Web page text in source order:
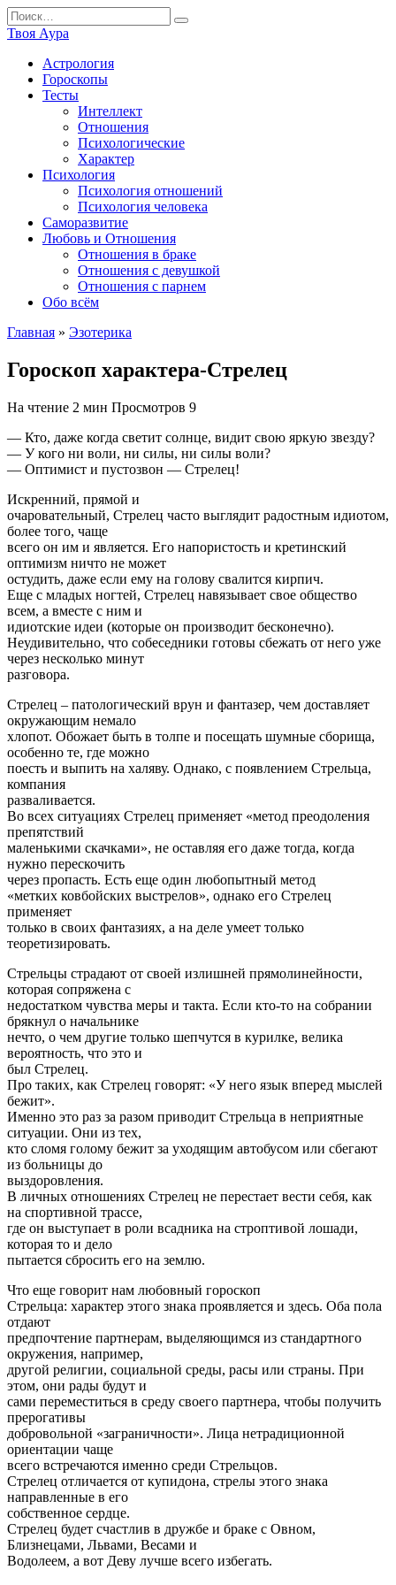
Перейти
к
содержанию
Search
for:
Твоя Аура
Астрология
Гороскопы
Тесты
Интеллект
Отношения
Психологические
Характер
Психология
Психология отношений
Психология человека
Саморазвитие
Любовь и Отношения
Отношения в браке
Отношения с девушкой
Отношения с парнем
Обо всём
Главная » Эзотерика
Гороскоп характера-Стрелец
На чтение 2 мин Просмотров 9
— Кто, даже когда светит солнце, видит свою яркую звезду?
— У кого ни воли, ни силы, ни силы воли?
— Оптимист и пустозвон — Стрелец!
Искренний, прямой и
очаровательный, Стрелец часто выглядит радостным идиотом,
более того, чаще
всего он им и является. Его напористость и кретинский
оптимизм ничто не может
остудить, даже если ему на голову свалится кирпич.
Еще с младых ногтей, Стрелец навязывает свое общество
всем, а вместе с ним и
идиотские идеи (которые он производит бесконечно).
Неудивительно, что собеседники готовы сбежать от него уже
через несколько минут
разговора.
Стрелец – патологический врун и фантазер, чем доставляет
окружающим немало
хлопот. Обожает быть в толпе и посещать шумные сборища,
особенно те, где можно
поесть и выпить на халяву. Однако, с появлением Стрельца,
компания
разваливается.
Во всех ситуациях Стрелец применяет «метод преодоления
препятствий
маленькими скачками», не оставляя его даже тогда, когда
нужно перескочить
через пропасть. Есть еще один любопытный метод
«метких ковбойских выстрелов», однако его Стрелец
применяет
только в своих фантазиях, а на деле умеет только
теоретизировать.
Стрельцы страдают от своей излишней прямолинейности,
которая сопряжена с
недостатком чувства меры и такта. Если кто-то на собрании
брякнул о начальнике
нечто, о чем другие только шепчутся в курилке, велика
вероятность, что это и
был Стрелец.
Про таких, как Стрелец говорят: «У него язык вперед мыслей
бежит».
Именно это раз за разом приводит Стрельца в неприятные
ситуации. Они из тех,
кто сломя голому бежит за уходящим автобусом или сбегают
из больницы до
выздоровления.
В личных отношениях Стрелец не перестает вести себя, как
на спортивной трассе,
где он выступает в роли всадника на строптивой лошади,
которая то и дело
пытается сбросить его на землю.
Что еще говорит нам любовный гороскоп
Стрельца: характер этого знака проявляется и здесь. Оба пола
отдают
предпочтение партнерам, выделяющимся из стандартного
окружения, например,
другой религии, социальной среды, расы или страны. При
этом, они рады будут и
сами переместиться в среду своего партнера, чтобы получить
прерогативы
добровольной «заграничности». Лица нетрадиционной
ориентации чаще
всего встречаются именно среди Стрельцов.
Стрелец отличается от купидона, стрелы этого знака
направленные в его
собственное сердце.
Стрелец будет счастлив в дружбе и браке с Овном,
Близнецами, Львами, Весами и
Водолеем, а вот Деву лучше всего избегать.